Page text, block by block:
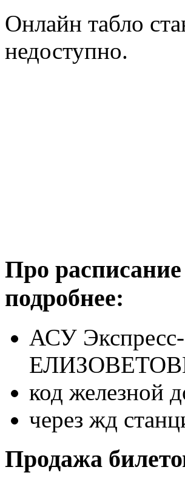
Онлайн табло
недоступно.
Про
подробнее:
АСУ
код железной
через жд
Продажа